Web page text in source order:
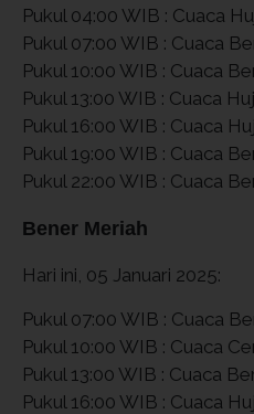
Pukul 04:00 WIB : Cuaca
Pukul 07:00 WIB : Cuaca
Pukul 10:00 WIB : Cuaca
Pukul 13:00 WIB : Cuaca
Pukul 16:00 WIB : Cuaca
Pukul 19:00 WIB : Cuaca
Pukul 22:00 WIB : Cuaca
Bener Meriah
Hari ini, 05 Januari 2025:
Pukul 07:00 WIB : Cuaca
Pukul 10:00 WIB : Cuaca
Pukul 13:00 WIB : Cuaca
Pukul 16:00 WIB : Cuaca